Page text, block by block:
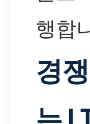
행합
경